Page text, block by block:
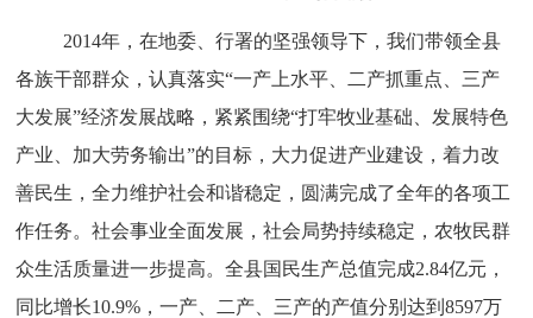
2014年，在地委、行署的坚强领导下，我们带领全县
各族干部群众，认真落实“一产上水平、二产抓重点、三产
大发展”经济发展战略，紧紧围绕“打牢牧业基础、发展特色
产业、加大劳务输出”的目标，大力促进产业建设，着力改
善民生，全力维护社会和谐稳定，圆满完成了全年的各项工
作任务。社会事业全面发展，社会局势持续稳定，农牧民群
众生活质量进一步提高。全县国民生产总值完成2.84亿元，
同比增长10.9%，一产、二产、三产的产值分别达到8597万